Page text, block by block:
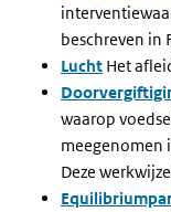
beschreven in
Lucht Het
waarop
meegenomen
Deze